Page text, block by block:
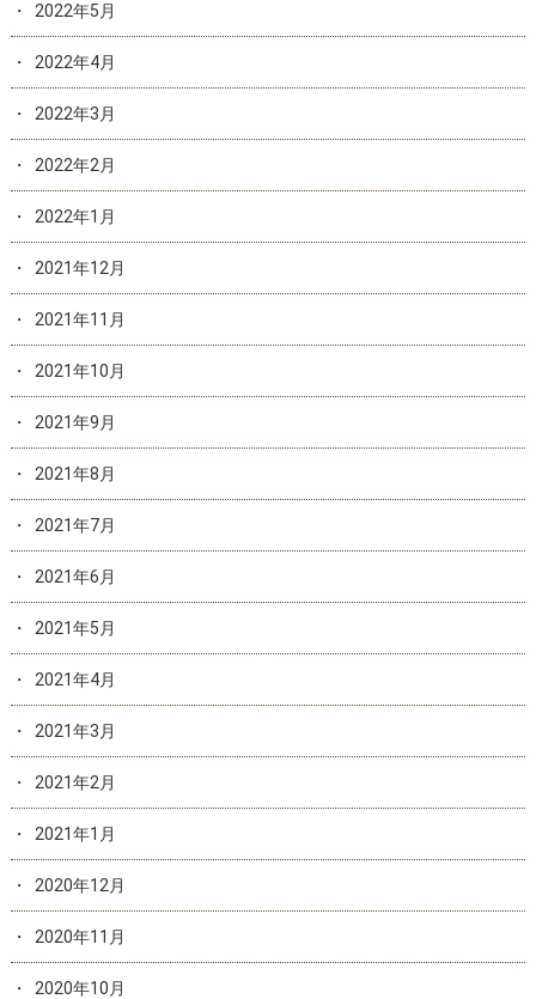
2022年5月
2022年4月
2022年3月
2022年2月
2022年1月
2021年12月
2021年11月
2021年10月
2021年9月
2021年8月
2021年7月
2021年6月
2021年5月
2021年4月
2021年3月
2021年2月
2021年1月
2020年12月
2020年11月
2020年10月